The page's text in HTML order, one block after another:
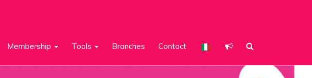
Membership Tools Branches Contact